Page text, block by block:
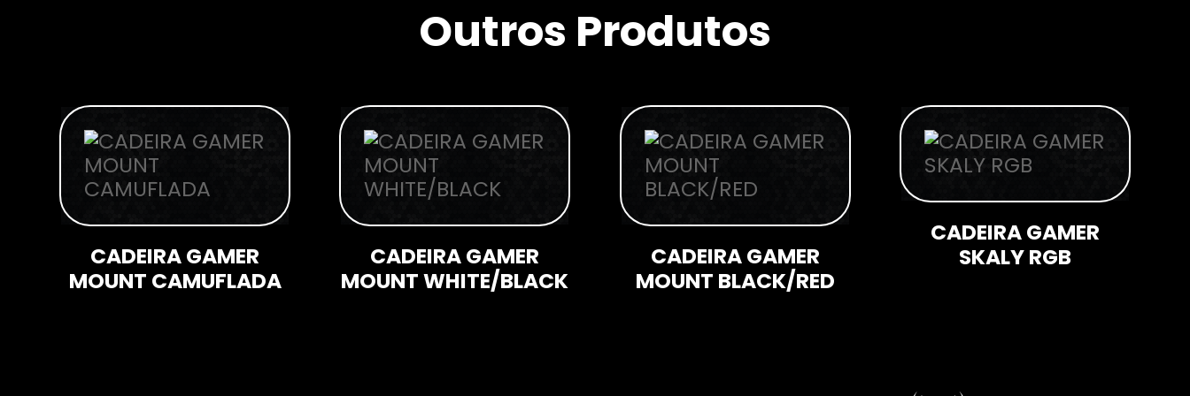
Outros Produtos
CADEIRA GAMER
MOUNT CAMUFLADA
CADEIRA GAMER
MOUNT WHITE/BLACK
CADEIRA GAMER
MOUNT BLACK/RED
CADEIRA GAMER
SKALY RGB